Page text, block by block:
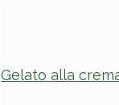
Gelato alla